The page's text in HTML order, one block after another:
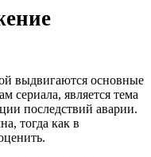
выдвигаются основные
сериала, является тема
последствий аварии.
тогда как в